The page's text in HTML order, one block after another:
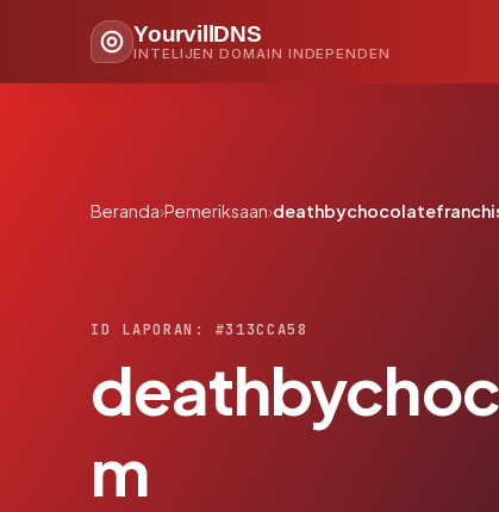
YourvillDNS
INTELIJEN DOMAIN INDEPENDEN
Beranda›Pemeriksaan›
ID LAPORAN: #313CCA58
m